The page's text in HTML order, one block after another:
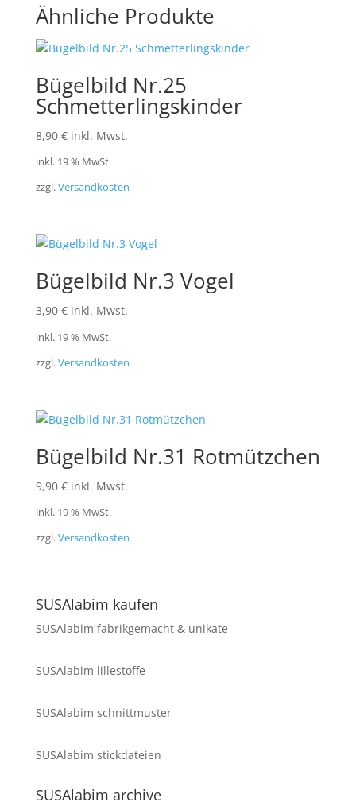
Ähnliche Produkte
Bügelbild Nr.25
Schmetterlingskinder
8,90 € inkl. Mwst.
inkl. 19 % MwSt.
zzgl.Versandkosten
Bügelbild Nr.3 Vogel
3,90 € inkl. Mwst.
inkl. 19 % MwSt.
zzgl.Versandkosten
Bügelbild Nr.31 Rotmützchen
9,90 € inkl. Mwst.
inkl. 19 % MwSt.
zzgl.Versandkosten
SUSAlabim kaufen
SUSAlabim fabrikgemacht & unikate
SUSAlabim lillestoffe
SUSAlabim schnittmuster
SUSAlabim stickdateien
SUSAlabim archive